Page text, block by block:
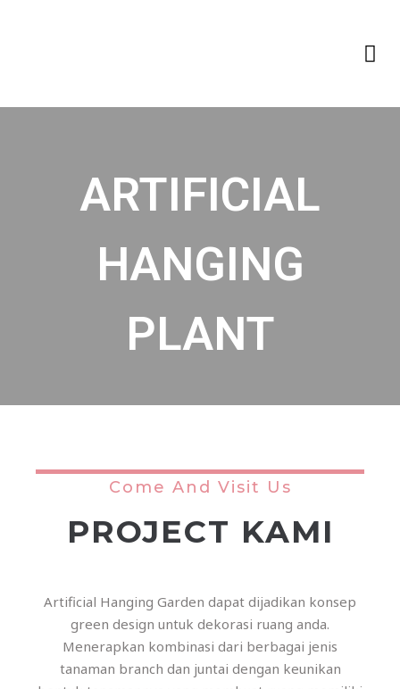
ARTIFICIAL
HANGING
PLANT
Come And Visit Us
PROJECT KAMI
Artificial Hanging Garden dapat dijadikan konsep
green design untuk dekorasi ruang anda.
Menerapkan kombinasi dari berbagai jenis
tanaman branch dan juntai dengan keunikan